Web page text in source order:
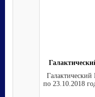
Галактический
по 23.10.2018